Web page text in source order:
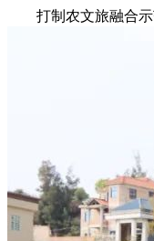
打制农文旅融合示